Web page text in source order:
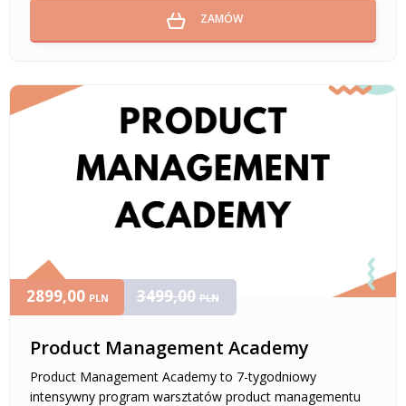
ZAMÓW
Product Management Academy
Product Management Academy to 7-tygodniowy
intensywny program warsztatów product managementu
2899,00 PLN 3499,00 PLN